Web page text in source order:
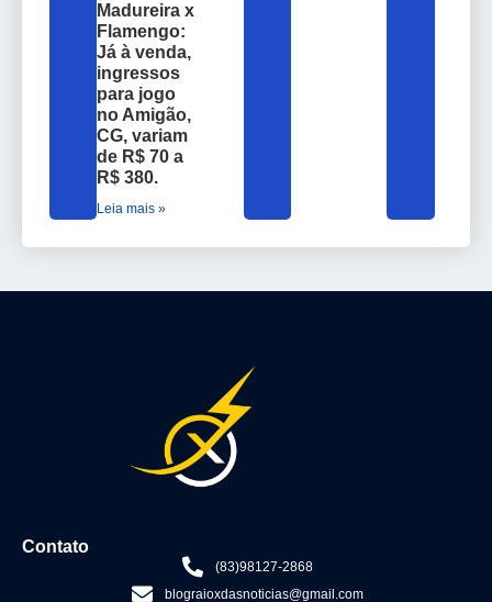
Madureira x
Flamengo:
Já à venda,
ingressos
para jogo
no Amigão,
CG, variam
de R$ 70 a
R$ 380.
Leia mais »
Contato
(83)98127-2868
blograioxdasnoticias@gmail.com